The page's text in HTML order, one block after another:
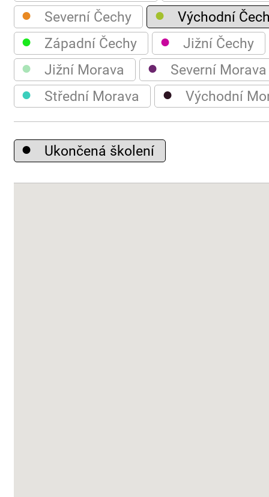
● Severní Čechy ● Východní
● Západní Čechy ● Jižní Čechy
● Jižní Morava ● Severní Morava
● Střední Morava ● Východní
● Ukončená školení